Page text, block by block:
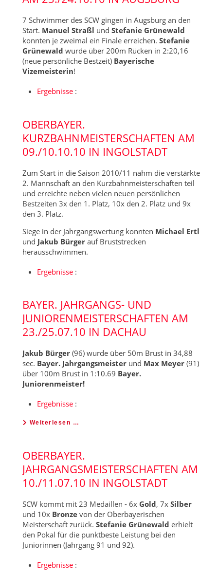
7 Schwimmer des SCW gingen in Augsburg an den
Start. Manuel Straßl und Stefanie Grünewald
konnten je zweimal ein Finale erreichen. Stefanie
Grünewald wurde über 200m Rücken in 2:20,16
(neue persönliche Bestzeit) Bayerische
Vizemeisterin!
Ergebnisse:
OBERBAYER.
KURZBAHNMEISTERSCHAFTEN AM
09./10.10.10 IN INGOLSTADT
Zum Start in die Saison 2010/11 nahm die verstärkte
2. Mannschaft an den Kurzbahnmeisterschaften teil
und erreichte neben vielen neuen persönlichen
Bestzeiten 3x den 1. Platz, 10x den 2. Platz und 9x
den 3. Platz.
Siege in der Jahrgangswertung konnten Michael Ertl
und Jakub Bürgerauf Bruststrecken
herausschwimmen.
Ergebnisse:
BAYER. JAHRGANGS- UND
JUNIORENMEISTERSCHAFTEN AM
23./25.07.10 IN DACHAU
Jakub Bürger(96) wurde über 50m Brust in 34,88
sec. Bayer. Jahrgangsmeister und Max Meyer(91)
über 100m Brust in 1:10.69 Bayer.
Juniorenmeister!
Ergebnisse:
Weiterlesen …
OBERBAYER.
JAHRGANGSMEISTERSCHAFTEN AM
10./11.07.10 IN INGOLSTADT
SCW kommt mit 23 Medaillen - 6x Gold, 7xSilber
und 10x Bronzevon der Oberbayerischen
Meisterschaft zurück. Stefanie Grünewald erhielt
den Pokal für die punktbeste Leistung bei den
Juniorinnen (Jahrgang 91 und 92).
Ergebnisse: